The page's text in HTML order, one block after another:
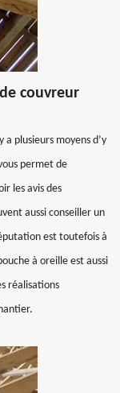
couvreur
plusieurs moyens d’y
permet de
les avis des
aussi conseiller un
est toutefois à
à oreille est aussi
réalisations